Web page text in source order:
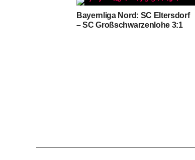
Bayernliga Nord: SC Eltersdorf
– SC Großschwarzenlohe 3:1